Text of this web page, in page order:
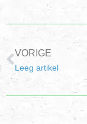
VORIGE
Leeg artikel